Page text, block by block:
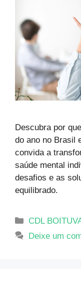
Descubra por
do ano no Brasil
convida a
saúde mental
desafios e as
equilibrado.
CDL
Deixe um